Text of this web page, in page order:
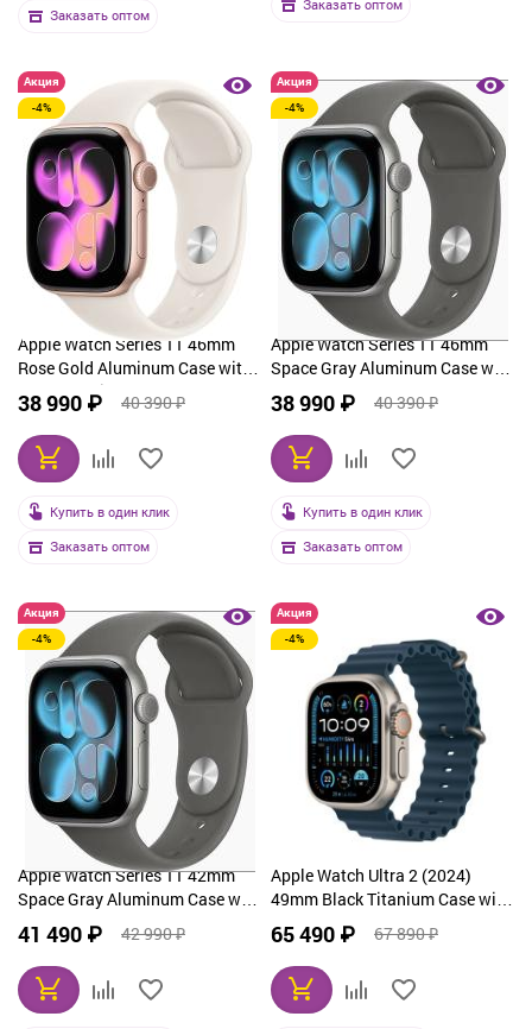
Заказать оптом
Заказать оптом
Акция
-4%
Apple Watch Series 11 46mm
Rose Gold Aluminum Case with
Sport Starlight
38 990 ₽ 40 390 ₽
Купить в один клик
Заказать оптом
Акция
-4%
Apple Watch Series 11 46mm
Space Gray Aluminum Case with
Sport Band Stone Gray
38 990 ₽ 40 390 ₽
Купить в один клик
Заказать оптом
Акция
-4%
Apple Watch Series 11 42mm
Space Gray Aluminum Case with
Sport Band Stone Gray
41 490 ₽ 42 990 ₽
Акция
-4%
Apple Watch Ultra 2 (2024)
49mm Black Titanium Case with
Black Ocean Band
65 490 ₽ 67 890 ₽